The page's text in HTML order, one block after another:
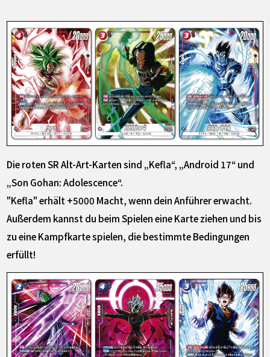
Die roten SR Alt-Art-Karten sind „Kefla“, „Android 17“ und
„Son Gohan: Adolescence“.
"Kefla" erhält +5000 Macht, wenn dein Anführer erwacht.
Außerdem kannst du beim Spielen eine Karte ziehen und bis
zu eine Kampfkarte spielen, die bestimmte Bedingungen
erfüllt!